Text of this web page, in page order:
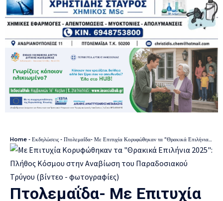
Home - Εκδηλώσεις - Πτολεμαΐδα- Με Επιτυχία Κορυφώθηκαν τα “Θρακικά Επιλήνια 2025”: Πλήθος Κόσμου στην Αναβίωση του Παραδοσιακού Τρύγου (βίντεο – φωτογραφίες)
Πτολεμαΐδα- Με Επιτυχία